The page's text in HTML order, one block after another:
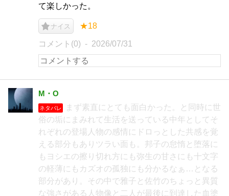
て楽しかった。
ナイス ★18
コメント(0) 2026/07/31
M・O
ネタバレ
まず素直にとても面白かった。と同時に世
俗の垢にまみれて生活を送っている中年としてそ
れぞれの登場人物の感情にドロっとした共感を覚
える部分もありツラい面も。邦子の怠惰と堕落に
もヨシエの擦り切れ方にも弥生の甘さにも十文字
の軽薄にもカズオの孤独にも分かるなぁ…となる
部分があり。その中で雅子と佐竹のちょっと異質
な強さがある人物像と二人が最後に到達した血塗